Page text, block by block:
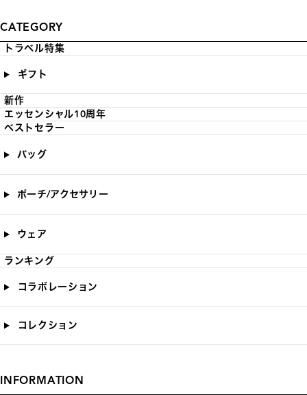
CATEGORY
トラベル特集
ギフト
新作
エッセンシャル10周年
ベストセラー
バッグ
ポーチ/アクセサリー
ウェア
ランキング
コラボレーション
コレクション
INFORMATION